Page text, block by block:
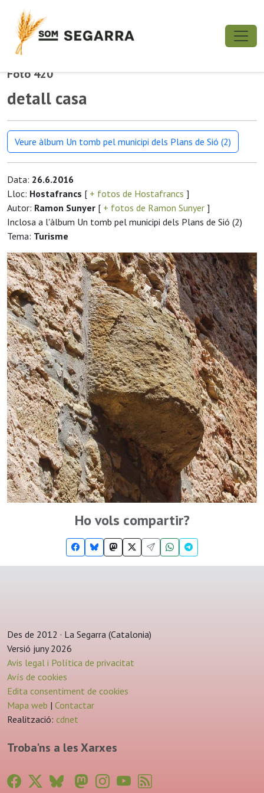
Foto 420
detall casa
Veure àlbum Un tomb pel municipi dels Plans de Sió (2)
Data: 26.6.2016
Lloc: Hostafrancs [ + fotos de Hostafrancs ]
Autor: Ramon Sunyer [ + fotos de Ramon Sunyer ]
Inclosa a l'àlbum Un tomb pel municipi dels Plans de Sió (2)
Tema: Turisme
Ho vols compartir?
Des de 2012 · La Segarra (Catalonia)
Versió juny 2026
Avis legal i Política de privacitat
Avís de cookies
Edita consentiment de cookies
Mapa web | Contactar
Realització: cdnet
Troba'ns a les Xarxes